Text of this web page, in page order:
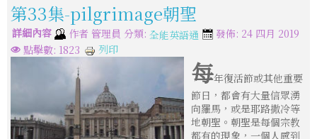
第33集-pilgrimage朝聖
詳細內容 作者 管理員 分類: 全能英語通
發佈: 24 四月 2019
點擊數: 1823
列印
每年復活節或其他重要
節日，都會有大量信眾湧
向羅馬，或是耶路撒冷等
地朝聖。朝聖是每個宗教
都有的現象，一個人感到